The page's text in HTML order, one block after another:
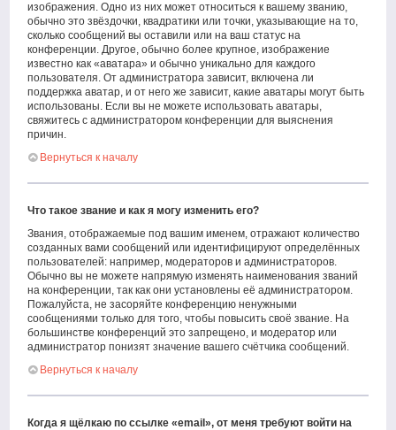
изображения. Одно из них может относиться к вашему званию,
обычно это звёздочки, квадратики или точки, указывающие на то,
сколько сообщений вы оставили или на ваш статус на
конференции. Другое, обычно более крупное, изображение
известно как «аватара» и обычно уникально для каждого
пользователя. От администратора зависит, включена ли
поддержка аватар, и от него же зависит, какие аватары могут быть
использованы. Если вы не можете использовать аватары,
свяжитесь с администратором конференции для выяснения
причин.
Вернуться к началу
Что такое звание и как я могу изменить его?
Звания, отображаемые под вашим именем, отражают количество
созданных вами сообщений или идентифицируют определённых
пользователей: например, модераторов и администраторов.
Обычно вы не можете напрямую изменять наименования званий
на конференции, так как они установлены её администратором.
Пожалуйста, не засоряйте конференцию ненужными
сообщениями только для того, чтобы повысить своё звание. На
большинстве конференций это запрещено, и модератор или
администратор понизят значение вашего счётчика сообщений.
Вернуться к началу
Когда я щёлкаю по ссылке «email», от меня требуют войти на